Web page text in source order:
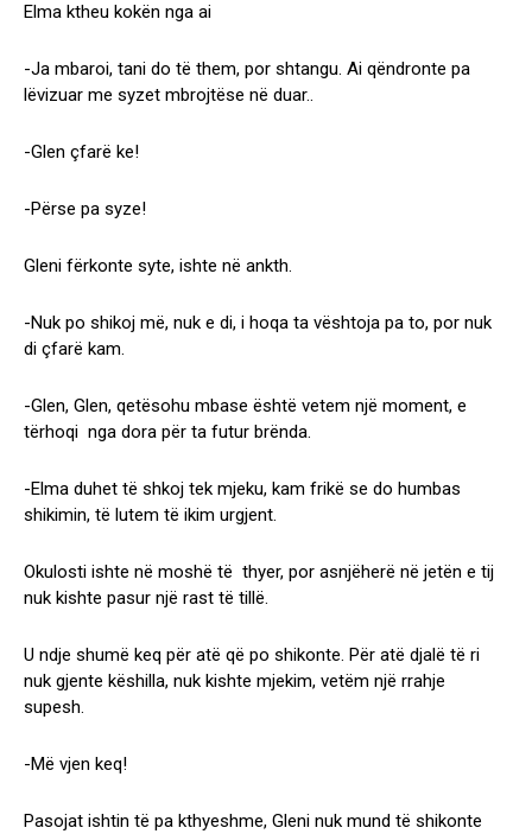
Elma ktheu kokën nga ai
-Ja mbaroi, tani do të them, por shtangu. Ai qëndronte pa
lëvizuar me syzet mbrojtëse në duar..
-Glen çfarë ke!
-Përse pa syze!
Gleni fërkonte syte, ishte në ankth.
-Nuk po shikoj më, nuk e di, i hoqa ta vështoja pa to, por nuk
di çfarë kam.
-Glen, Glen, qetësohu mbase është vetem një moment, e
tërhoqi nga dora për ta futur brënda.
-Elma duhet të shkoj tek mjeku, kam frikë se do humbas
shikimin, të lutem të ikim urgjent.
Okulosti ishte në moshë të thyer, por asnjëherë në jetën e tij
nuk kishte pasur një rast të tillë.
U ndje shumë keq për atë që po shikonte. Për atë djalë të ri
nuk gjente këshilla, nuk kishte mjekim, vetëm një rrahje
supesh.
-Më vjen keq!
Pasojat ishtin të pa kthyeshme, Gleni nuk mund të shikonte